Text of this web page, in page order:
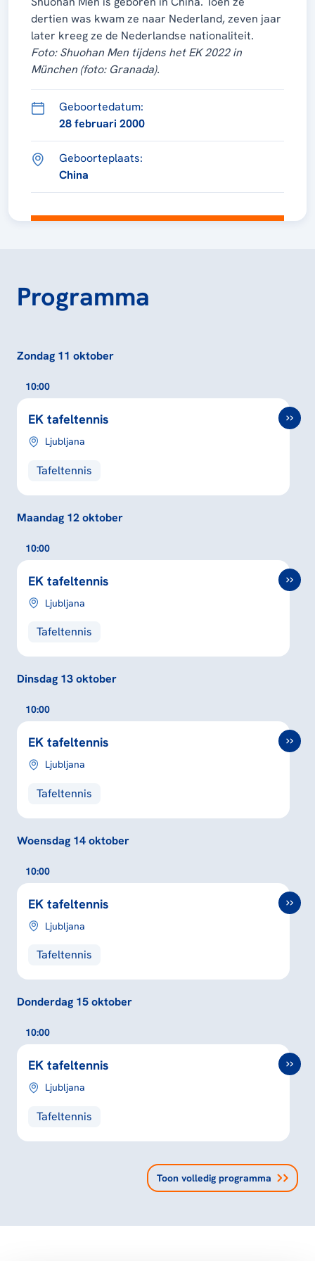
dertien was kwam ze naar Nederland, zeven jaar
later kreeg ze de Nederlandse nationaliteit.
Foto: Shuohan Men tijdens het EK 2022 in
München (foto: Granada).
Geboortedatum:
28 februari 2000
Geboorteplaats:
China
Programma
Zondag 11 oktober
10:00
EK tafeltennis
Ljubljana
Tafeltennis
Maandag 12 oktober
10:00
EK tafeltennis
Ljubljana
Tafeltennis
Dinsdag 13 oktober
10:00
EK tafeltennis
Ljubljana
Tafeltennis
Woensdag 14 oktober
10:00
EK tafeltennis
Ljubljana
Tafeltennis
Donderdag 15 oktober
10:00
EK tafeltennis
Ljubljana
Tafeltennis
Toon volledig programma